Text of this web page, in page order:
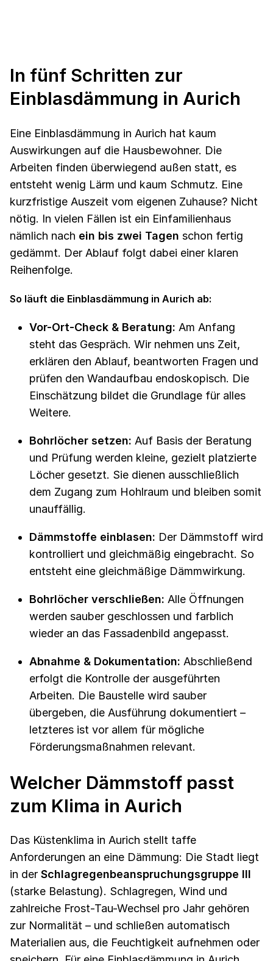
In fünf Schritten zur
Einblasdämmung in Aurich
Eine Einblasdämmung in Aurich hat kaum
Auswirkungen auf die Hausbewohner. Die
Arbeiten finden überwiegend außen statt, es
entsteht wenig Lärm und kaum Schmutz. Eine
kurzfristige Auszeit vom eigenen Zuhause? Nicht
nötig. In vielen Fällen ist ein Einfamilienhaus
nämlich nach ein bis zwei Tagen schon fertig
gedämmt. Der Ablauf folgt dabei einer klaren
Reihenfolge.
So läuft die Einblasdämmung in Aurich ab:
Vor-Ort-Check & Beratung: Am Anfang
steht das Gespräch. Wir nehmen uns Zeit,
erklären den Ablauf, beantworten Fragen und
prüfen den Wandaufbau endoskopisch. Die
Einschätzung bildet die Grundlage für alles
Weitere.
Bohrlöcher setzen: Auf Basis der Beratung
und Prüfung werden kleine, gezielt platzierte
Löcher gesetzt. Sie dienen ausschließlich
dem Zugang zum Hohlraum und bleiben somit
unauffällig.
Dämmstoffe einblasen: Der Dämmstoff wird
kontrolliert und gleichmäßig eingebracht. So
entsteht eine gleichmäßige Dämmwirkung.
Bohrlöcher verschließen: Alle Öffnungen
werden sauber geschlossen und farblich
wieder an das Fassadenbild angepasst.
Abnahme & Dokumentation: Abschließend
erfolgt die Kontrolle der ausgeführten
Arbeiten. Die Baustelle wird sauber
übergeben, die Ausführung dokumentiert –
letzteres ist vor allem für mögliche
Förderungsmaßnahmen relevant.
Welcher Dämmstoff passt
zum Klima in Aurich
Das Küstenklima in Aurich stellt taffe
Anforderungen an eine Dämmung: Die Stadt liegt
in der Schlagregenbeanspruchungsgruppe III
(starke Belastung). Schlagregen, Wind und
zahlreiche Frost-Tau-Wechsel pro Jahr gehören
zur Normalität – und schließen automatisch
Materialien aus, die Feuchtigkeit aufnehmen oder